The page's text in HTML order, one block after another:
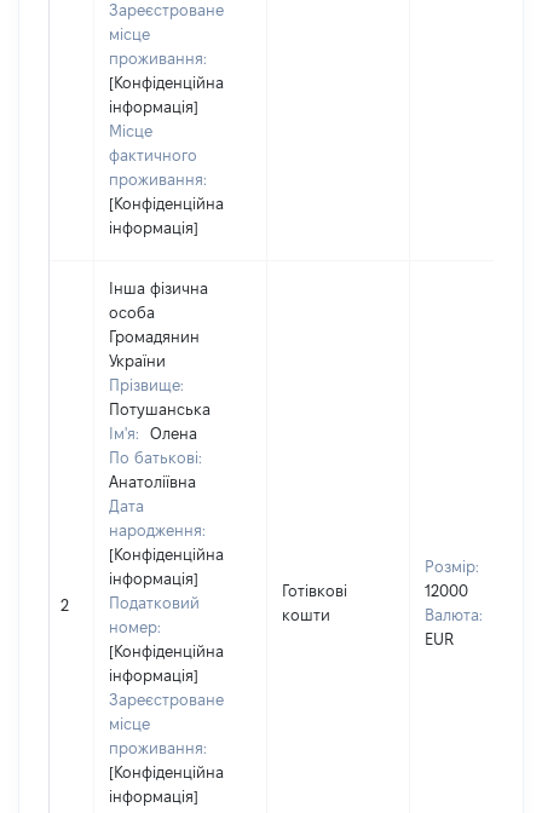
Зареєстроване
місце
проживання:
[Конфіденційна
інформація]
Місце
фактичного
проживання:
[Конфіденційна
інформація]
2
Інша фізична
особа
Громадянин
України
Прізвище:
Потушанська
Ім'я:
Олена
По батькові:
Анатоліївна
Дата
народження:
[Конфіденційна
інформація]
Податковий
номер:
[Конфіденційна
інформація]
Зареєстроване
місце
проживання:
[Конфіденційна
інформація]
Готівкові
кошти
Розмір:
12000
Валюта:
EUR